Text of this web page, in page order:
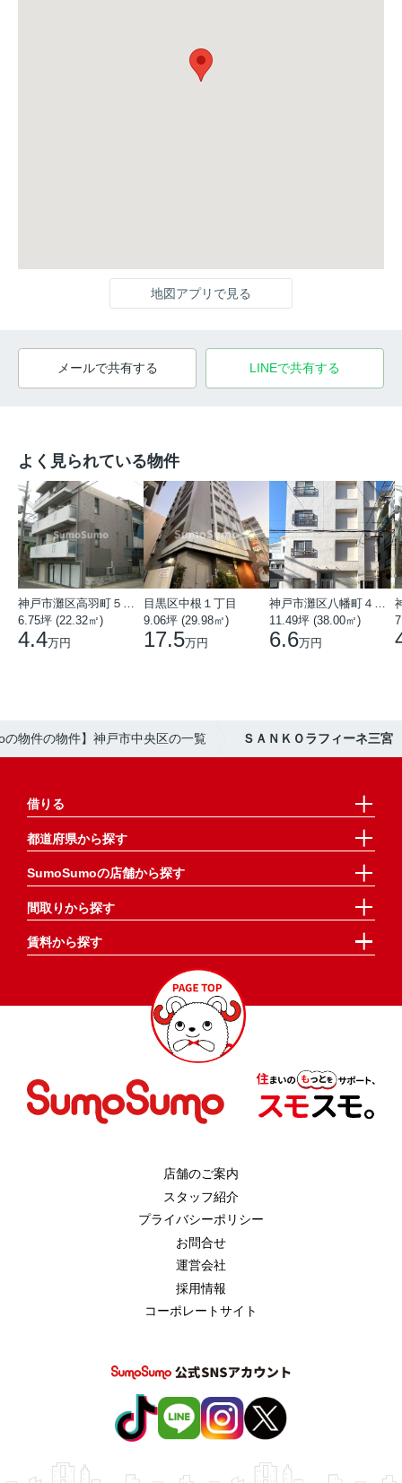
地図アプリで見る
メールで共有する LINEで共有する
よく見られている物件
6.75坪 (22.32㎡)
4.4万円
目黒区中根１丁目
9.06坪 (29.98㎡)
17.5万円
11.49坪 (38.00㎡)
6.6万円
の物件の物件】神戸市中央区の一覧 ＳＡＮＫＯラフィーネ三宮
借りる
都道府県から探す
SumoSumoの店舗から探す
間取りから探す
賃料から探す
店舗のご案内
スタッフ紹介
プライバシーポリシー
お問合せ
運営会社
採用情報
コーポレートサイト